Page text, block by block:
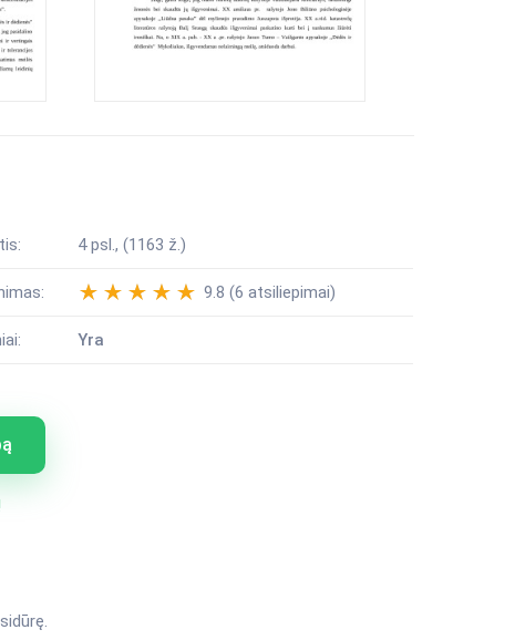
4 psl., (1163 ž.)
9.8 (6 atsiliepimai)
Yra